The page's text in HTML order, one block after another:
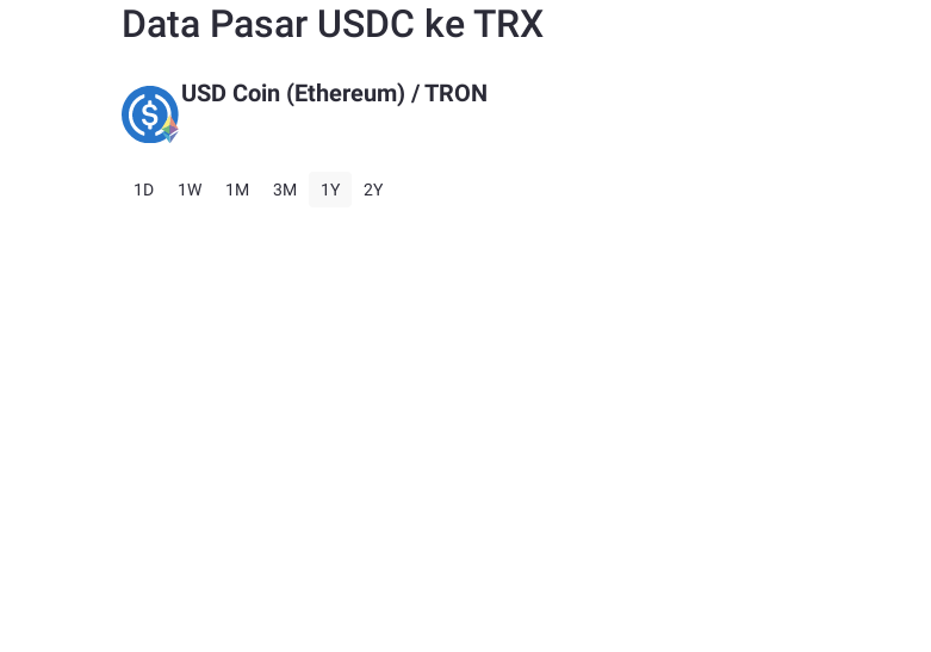
Data Pasar USDC ke TRX
USD Coin (Ethereum) /TRON
1D 1W 1M 3M 1Y 2Y